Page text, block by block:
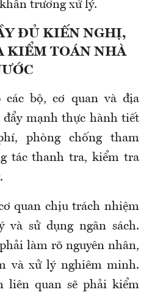
trương xử lý.
ĐỦ KIẾN NGHỊ,
KIỂM TOÁN NHÀ
bộ, cơ quan và địa
đẩy mạnh thực hành tiết
phòng chống tham
tác thanh tra, kiểm tra
quan chịu trách nhiệm
và sử dụng ngân sách.
làm rõ nguyên nhân,
và xử lý nghiêm minh.
liên quan sẽ phải kiểm